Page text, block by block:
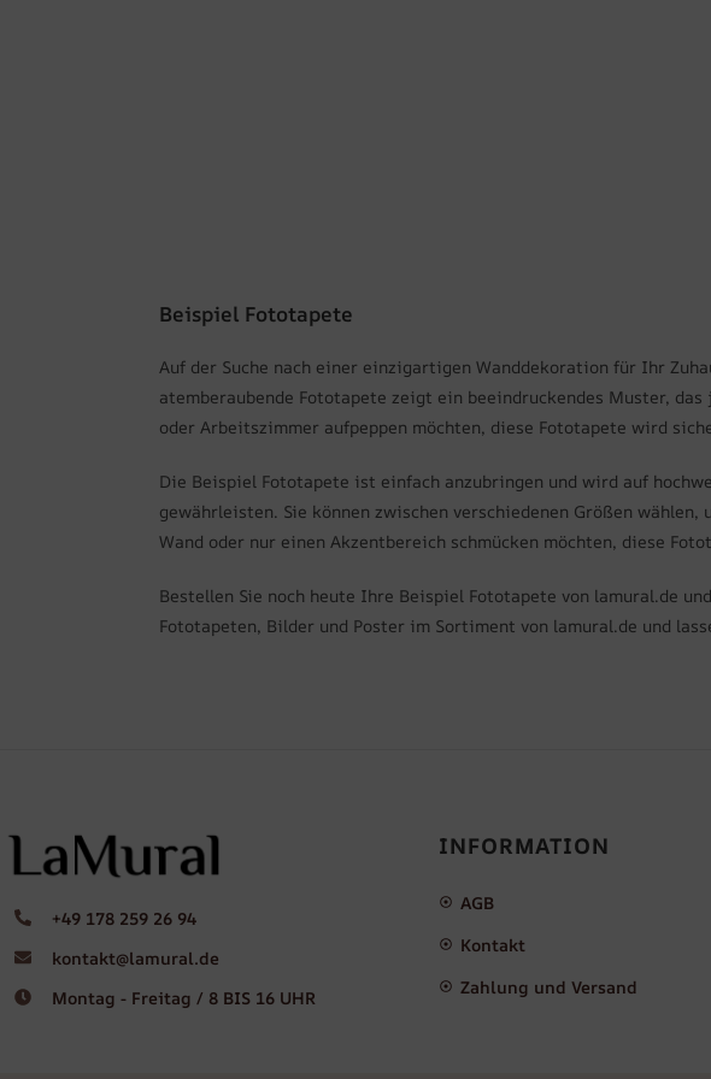
Beispiel Fototapete
Auf der Suche nach einer einzigartigen Wanddekoration für Ihr
atemberaubende Fototapete zeigt ein beeindruckendes Muster,
oder Arbeitszimmer aufpeppen möchten, diese Fototapete wird
Die Beispiel Fototapete ist einfach anzubringen und wird auf
gewährleisten. Sie können zwischen verschiedenen Größen
Wand oder nur einen Akzentbereich schmücken möchten, diese
Bestellen Sie noch heute Ihre Beispiel Fototapete von lamural.de
Fototapeten, Bilder und Poster im Sortiment von lamural.de und
+49 178 259 26 94
kontakt@lamural.de
Montag - Freitag / 8 BIS 16 UHR
INFORMATION
AGB
Kontakt
Zahlung und Versand